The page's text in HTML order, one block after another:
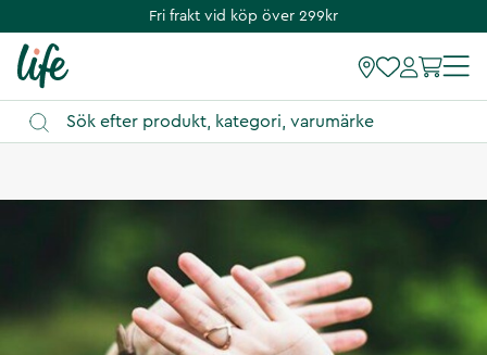
Fri frakt vid köp över 299kr